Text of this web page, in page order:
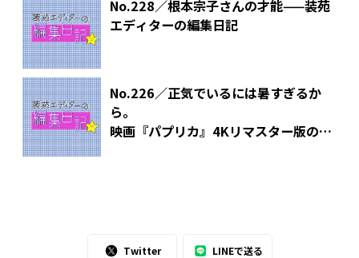
No.228／根本宗子さんの才能——装苑
エディターの編集日記
No.226／正気でいるには暑すぎるか
ら。
映画『パプリカ』4Kリマスター版の多
Twitter LINEで送る